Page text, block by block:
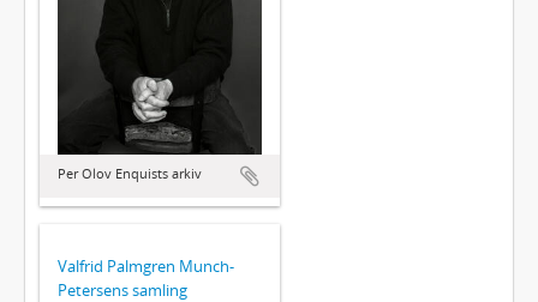
Per Olov Enquists arkiv
Valfrid Palmgren Munch-
Petersens samling